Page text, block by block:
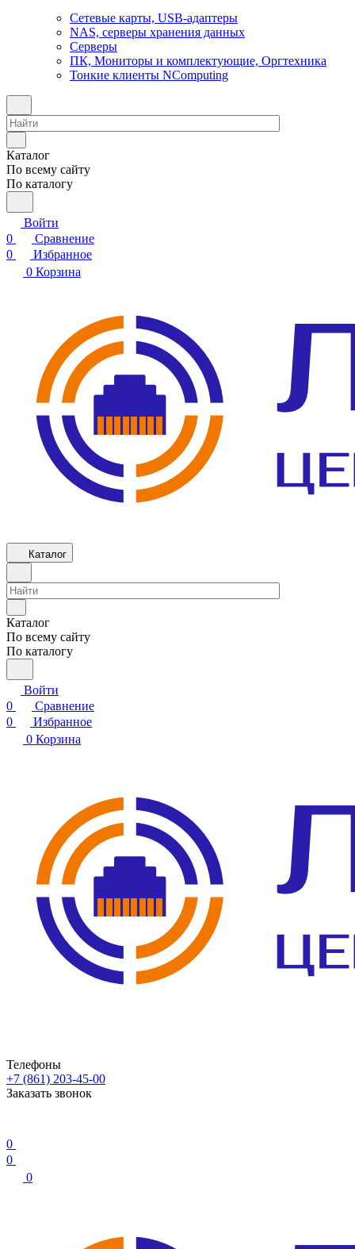
Сетевые карты, USB-адаптеры
NAS, серверы хранения данных
Серверы
ПК, Мониторы и комплектующие, Оргтехника
Тонкие клиенты NComputing
Каталог
По всему сайту
По каталогу
Войти
0
Сравнение
0
Избранное
0 Корзина
Каталог
Каталог
По всему сайту
По каталогу
Войти
0
Сравнение
0
Избранное
0 Корзина
Телефоны
+7 (861) 203-45-00
Заказать звонок
0
0
0